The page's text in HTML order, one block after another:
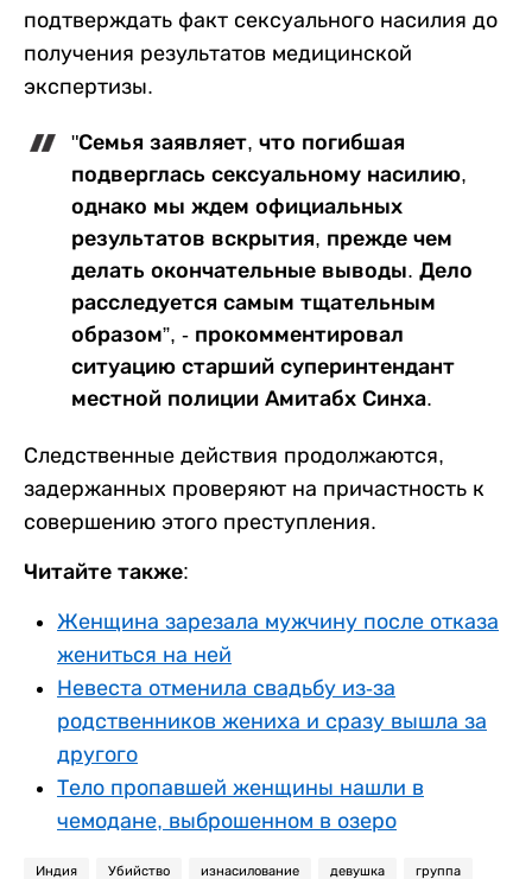
подтверждать факт сексуального насилия до
получения результатов медицинской
экспертизы.
"Семья заявляет, что погибшая
подверглась сексуальному насилию,
однако мы ждем официальных
результатов вскрытия, прежде чем
делать окончательные выводы. Дело
расследуется самым тщательным
образом”, - прокомментировал
ситуацию старший суперинтендант
местной полиции Амитабх Синха.
Следственные действия продолжаются,
задержанных проверяют на причастность к
совершению этого преступления.
Читайте также:
Женщина зарезала мужчину после отказа
жениться на ней
Невеста отменила свадьбу из-за
родственников жениха и сразу вышла за
другого
Тело пропавшей женщины нашли в
чемодане, выброшенном в озеро
Индия Убийство изнасилование девушка группа